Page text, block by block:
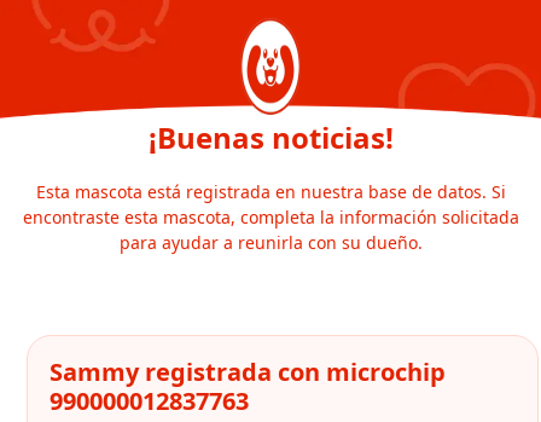
¡Buenas noticias!
Esta mascota está registrada en nuestra base de datos. Si
encontraste esta mascota, completa la información solicitada
para ayudar a reunirla con su dueño.
Sammy registrada con microchip
990000012837763